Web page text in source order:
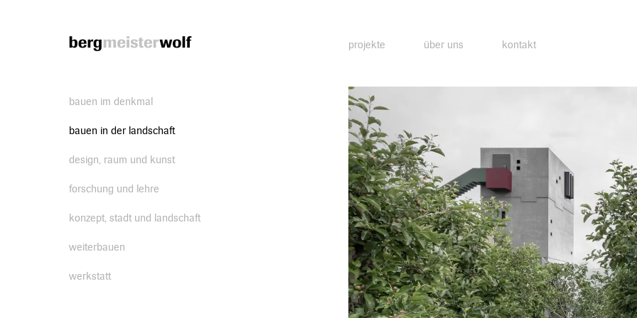
projekte über uns kontakt
bauen im denkmal
bauen in der landschaft
design, raum und kunst
forschung und lehre
konzept, stadt und landschaft
weiterbauen
werkstatt